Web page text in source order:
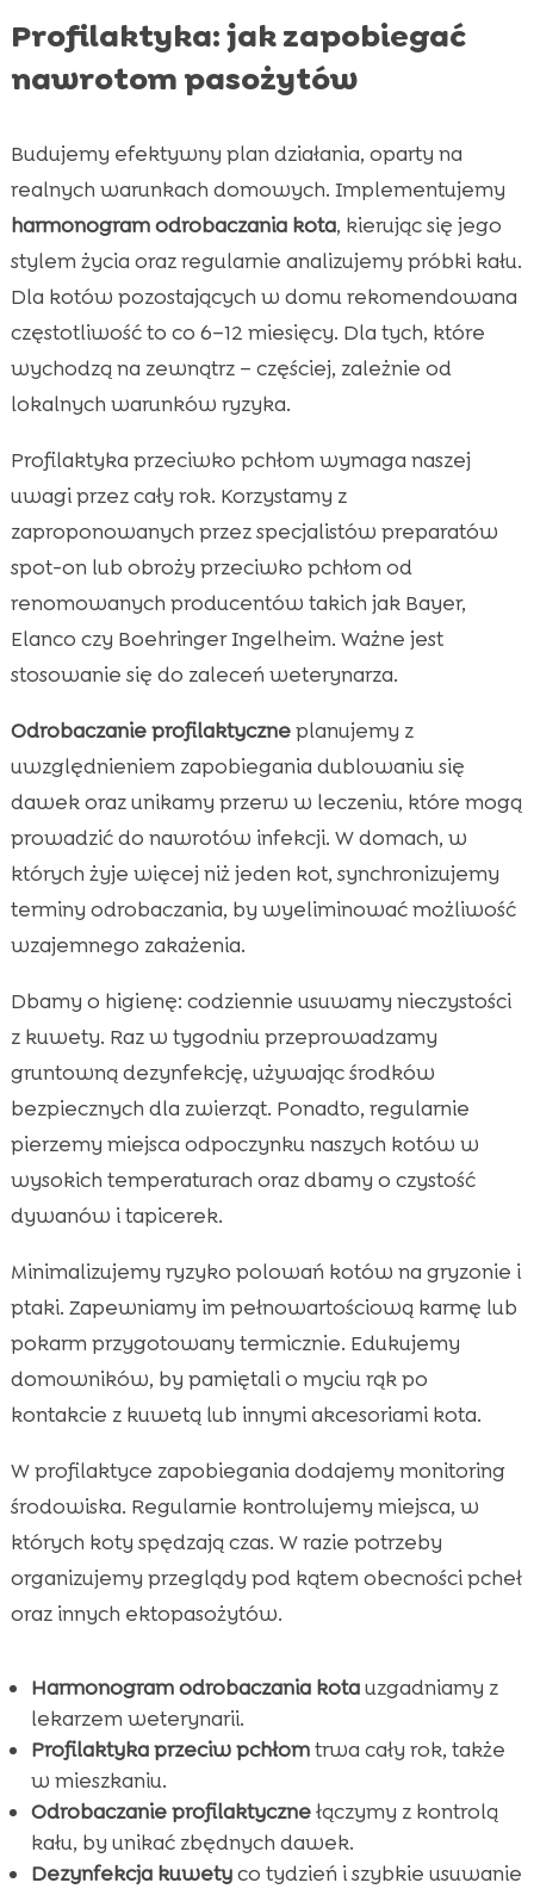
Profilaktyka: jak zapobiegać
nawrotom pasożytów
Budujemy efektywny plan działania, oparty na
realnych warunkach domowych. Implementujemy
harmonogram odrobaczania kota, kierując się jego
stylem życia oraz regularnie analizujemy próbki kału.
Dla kotów pozostających w domu rekomendowana
częstotliwość to co 6–12 miesięcy. Dla tych, które
wychodzą na zewnątrz – częściej, zależnie od
lokalnych warunków ryzyka.
Profilaktyka przeciwko pchłom wymaga naszej
uwagi przez cały rok. Korzystamy z
zaproponowanych przez specjalistów preparatów
spot-on lub obroży przeciwko pchłom od
renomowanych producentów takich jak Bayer,
Elanco czy Boehringer Ingelheim. Ważne jest
stosowanie się do zaleceń weterynarza.
Odrobaczanie profilaktyczneplanujemy z
uwzględnieniem zapobiegania dublowaniu się
dawek oraz unikamy przerw w leczeniu, które mogą
prowadzić do nawrotów infekcji. W domach, w
których żyje więcej niż jeden kot, synchronizujemy
terminy odrobaczania, by wyeliminować możliwość
wzajemnego zakażenia.
Dbamy o higienę: codziennie usuwamy nieczystości
z kuwety. Raz w tygodniu przeprowadzamy
gruntowną dezynfekcję, używając środków
bezpiecznych dla zwierząt. Ponadto, regularnie
pierzemy miejsca odpoczynku naszych kotów w
wysokich temperaturach oraz dbamy o czystość
dywanów i tapicerek.
Minimalizujemy ryzyko polowań kotów na gryzonie i
ptaki. Zapewniamy im pełnowartościową karmę lub
pokarm przygotowany termicznie. Edukujemy
domowników, by pamiętali o myciu rąk po
kontakcie z kuwetą lub innymi akcesoriami kota.
W profilaktyce zapobiegania dodajemy monitoring
środowiska. Regularnie kontrolujemy miejsca, w
których koty spędzają czas. W razie potrzeby
organizujemy przeglądy pod kątem obecności pcheł
oraz innych ektopasożytów.
Harmonogram odrobaczania kotauzgadniamy z
lekarzem weterynarii.
Profilaktyka przeciw pchłomtrwa cały rok, także
w mieszkaniu.
Odrobaczanie profilaktycznełączymy z kontrolą
kału, by unikać zbędnych dawek.
Dezynfekcja kuwetyco tydzień i szybkie usuwanie